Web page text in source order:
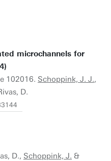
microchannels for
102016. Schoppink, J. J.,
D.
D., Schoppink, J. &